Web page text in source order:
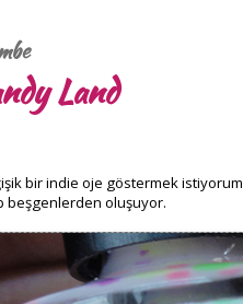
Land
bir indie oje göstermek
beşgenlerden oluşuyor.